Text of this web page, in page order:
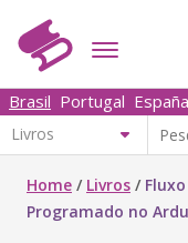
Brasil Portugal España
Home / Livros /
Programado no